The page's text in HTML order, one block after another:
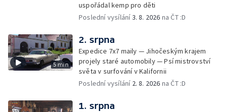
uspořádal kemp pro děti
Poslední vysílání3. 8. 2026 na ČT :D
5 min
2. srpna
Expedice 7x7 maily — Jihočeským krajem
projely staré automobily — Psí mistrovství
světa v surfování v Kalifornii
Poslední vysílání 2. 8. 2026 na ČT :D
1. srpna